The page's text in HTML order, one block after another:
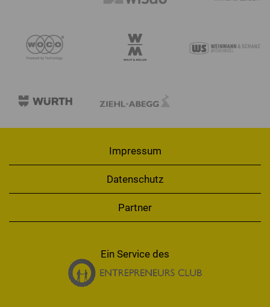
Impressum
Datenschutz
Partner
Ein Service des